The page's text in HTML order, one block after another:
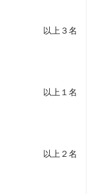
以上３名
以上１名
以上２名